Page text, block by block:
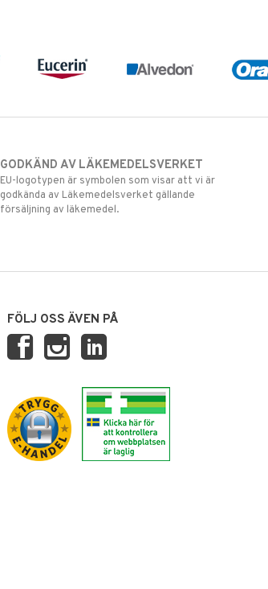
GODKÄND AV LÄKEMEDELSVERKET
EU-logotypen är symbolen som visar att vi är
godkända av Läkemedelsverket gällande
försäljning av läkemedel.
FÖLJ OSS ÄVEN PÅ